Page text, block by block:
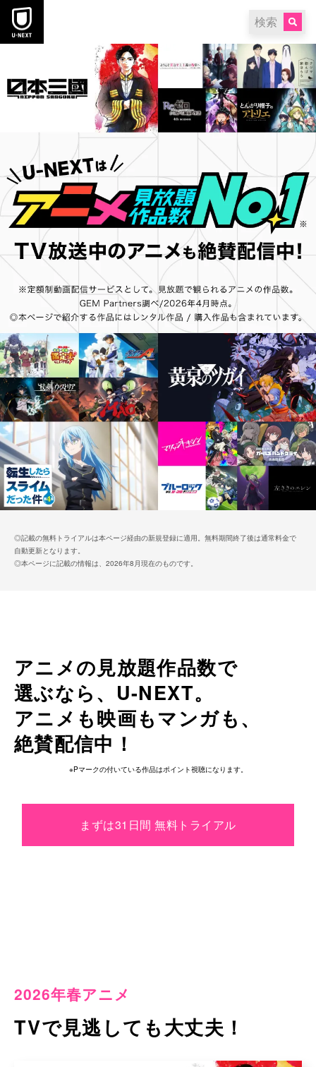
本文へスキップ
◎記載の無料トライアルは本ページ経由の新規登録に適用。無料期間終了後は通常料金で
自動更新となります。
◎本ページに記載の情報は、2026年8月現在のものです。
アニメの見放題作品数で
選ぶなら、 U-NEXT。
アニメも映画もマンガも、
絶賛配信中！
※Pマークの付いている作品はポイント視聴になります。
まずは31日間 無料トライアル
2026年春アニメ
TVで見逃しても大丈夫！